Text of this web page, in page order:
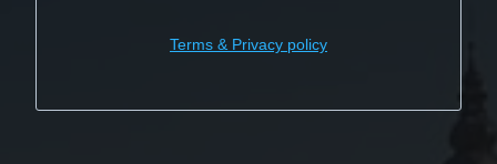
Terms & Privacy policy